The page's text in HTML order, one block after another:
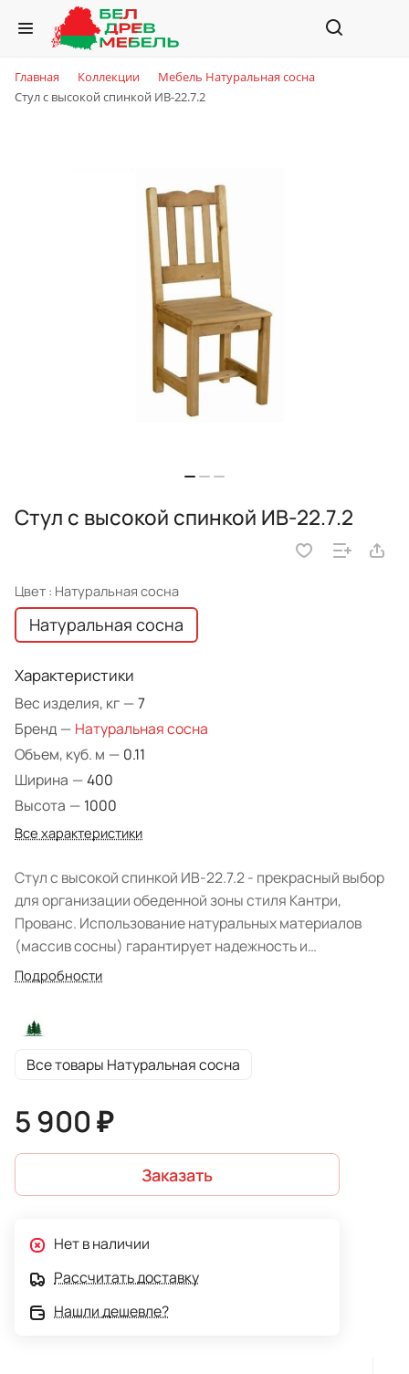
Главная Коллекции
Мебель Натуральная сосна
Стул с высокой спинкой ИВ-22.7.2
Стул с высокой спинкой ИВ-22.7.2
Цвет : Натуральная сосна
Натуральная сосна
Характеристики
Вес изделия, кг —7
Бренд — Натуральная сосна
Объем, куб. м — 0.11
Ширина —400
Высота — 1000
Все характеристики
Стул с высокой спинкой ИВ-22.7.2 - прекрасный выбор
для организации обеденной зоны стиля Кантри,
Прованс. Использование натуральных материалов
(массив сосны) гарантирует надежность и
безопасность изделия. Модель с вогнутой спинкой и
проногой, что дает дополнительную прочность, но при
этом позволяет убрать ноги под стул. Вы можете
выбрать стол из данной коллекции для создания
представила мебель в цвете: "Натуральная сосна".
Завершает образ декорирование спинки отверстием в
форме сердца.
Подробности
Все товары Натуральная сосна
5 900 ₽
Заказать
Нет в наличии
Рассчитать доставку
Нашли дешевле?